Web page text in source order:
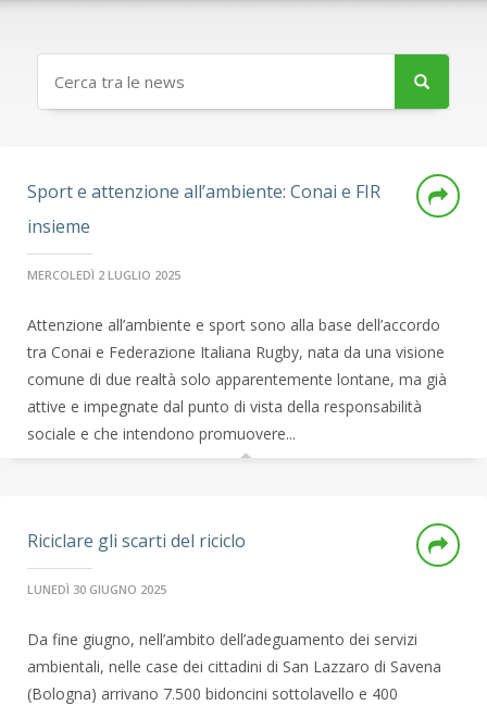
Sport e attenzione all’ambiente: Conai e FIR
insieme
MERCOLEDÌ 2 LUGLIO 2025
Attenzione all’ambiente e sport sono alla base dell’accordo
tra Conai e Federazione Italiana Rugby, nata da una visione
comune di due realtà solo apparentemente lontane, ma già
attive e impegnate dal punto di vista della responsabilità
sociale e che intendono promuovere...
Riciclare gli scarti del riciclo
LUNEDÌ 30 GIUGNO 2025
Da fine giugno, nell’ambito dell’adeguamento dei servizi
ambientali, nelle case dei cittadini di San Lazzaro di Savena
(Bologna) arrivano 7.500 bidoncini sottolavello e 400